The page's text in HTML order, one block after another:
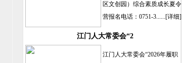
区文创园）综合素质成长夏令
营报名电话：0751-3......[详细]
江门人大常委会“2
江门人大常委会“2026年履职